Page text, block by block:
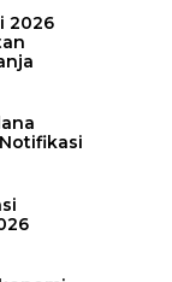
2026